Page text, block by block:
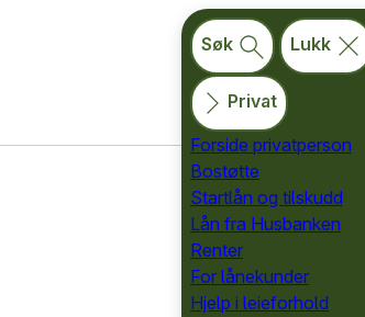
Søk Lukk
Privat
Forside privatperson
Bostøtte
Startlån og tilskudd
Lån fra Husbanken
Renter
For lånekunder
Hjelp i leieforhold